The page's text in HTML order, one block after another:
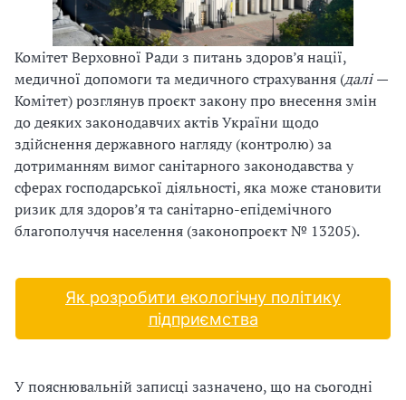
Комітет Верховної Ради з питань здоров’я нації,
медичної допомоги та медичного страхування (далі—
Комітет) розглянув проєкт закону про внесення змін
до деяких законодавчих актів України щодо
здійснення державного нагляду (контролю) за
дотриманням вимог санітарного законодавства у
сферах господарської діяльності, яка може становити
ризик для здоров’я та санітарно-епідемічного
благополуччя населення (законопроєкт № 13205).
Як розробити екологічну політику
підприємства
У пояснювальній записці зазначено, що на сьогодні
у
б
л
а